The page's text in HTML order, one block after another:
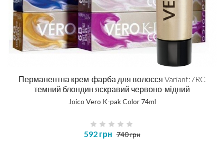
Перманентна крем-фарба для волосся Variant:7RC
темний блондин яскравий червоно-мідний
Joico Vero K-pak Color 74ml
592 грн 740 грн